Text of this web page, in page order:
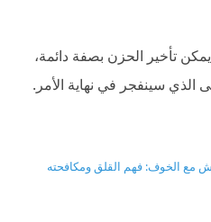
يمكن تأخير الحزن بصفة دائمة،
الذي سينفجر في نهاية الأمر.
مع الخوف: فهم القلق ومكافحته